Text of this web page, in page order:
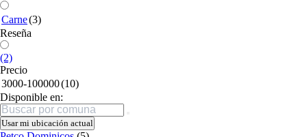
Carne(3)
Reseña
(2)
Precio
3000-100000(10)
Disponible en:
Buscar
Usar mi ubicación actual